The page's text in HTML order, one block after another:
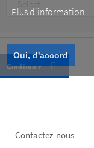
Plus d‘information
Oui, d'accord
Type
Footer
Contactez-nous